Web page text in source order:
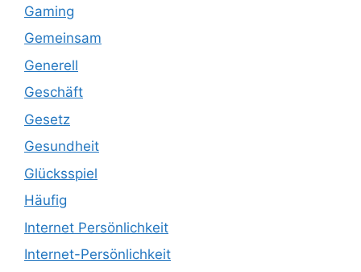
Gaming
Gemeinsam
Generell
Geschäft
Gesetz
Gesundheit
Glücksspiel
Häufig
Internet Persönlichkeit
Internet-Persönlichkeit